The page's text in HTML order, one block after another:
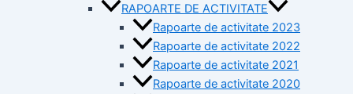
RAPOARTE DE ACTIVITATE
Rapoarte de activitate 2023
Rapoarte de activitate 2022
Rapoarte de activitate 2021
Rapoarte de activitate 2020